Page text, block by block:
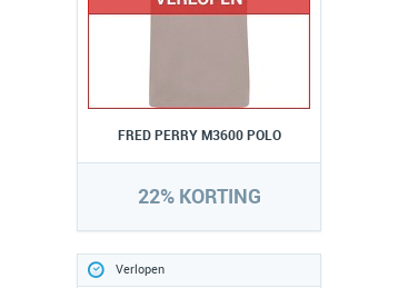
FRED PERRY M3600 POLO
22% KORTING
Verlopen